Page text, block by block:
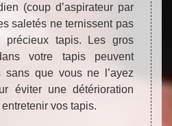
(coup d’aspirateur par
saletés ne ternissent pas
précieux tapis. Les gros
votre tapis peuvent
sans que vous ne l’ayez
éviter une détérioration
vos tapis.